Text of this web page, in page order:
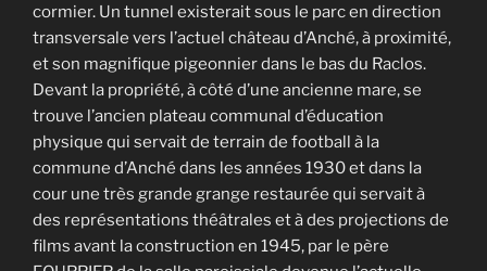
cormier. Un tunnel existerait sous le parc en direction
transversale vers l’actuel château d’Anché, à proximité,
et son magnifique pigeonnier dans le bas du Raclos.
Devant la propriété, à côté d’une ancienne mare, se
trouve l’ancien plateau communal d’éducation
physique qui servait de terrain de football à la
commune d’Anché dans les années 1930 et dans la
cour une très grande grange restaurée qui servait à
des représentations théâtrales et à des projections de
films avant la construction en 1945, par le père